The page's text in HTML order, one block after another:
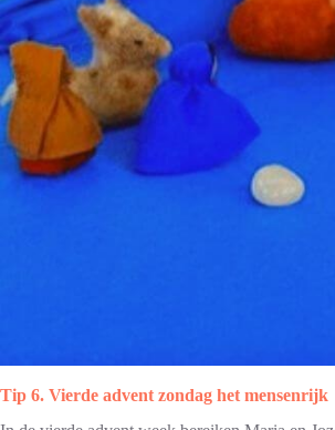
Tip 6. Vierde advent zondag het mensenrijk